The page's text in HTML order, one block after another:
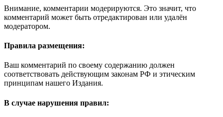
Внимание, комментарии модерируются. Это значит, что
комментарий может быть отредактирован или удалён
модератором.
Правила размещения:
Ваш комментарий по своему содержанию должен
соответствовать действующим законам РФ и этическим
принципам нашего Издания.
В случае нарушения правил: